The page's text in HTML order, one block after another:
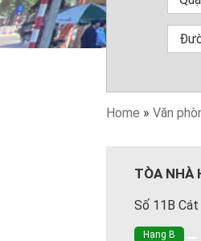
Home » Văn
TÒA NHÀ
Số 11B
Hạng B